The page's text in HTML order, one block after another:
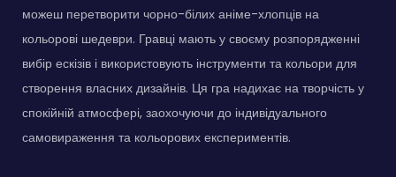
можеш перетворити чорно-білих аніме-хлопців на
кольорові шедеври. Гравці мають у своєму розпорядженні
вибір ескізів і використовують інструменти та кольори для
створення власних дизайнів. Ця гра надихає на творчість у
спокійній атмосфері, заохочуючи до індивідуального
самовираження та кольорових експериментів.